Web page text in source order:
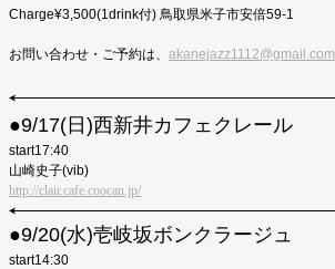
Charge¥3,500(1drink付) 鳥取県米子市安倍59-1
お問い合わせ・ご予約は、 akanejazz1112@gmail.com
●9/17(日)西新井カフェクレール
start17:40
山崎史子(vib)
http://clair.cafe.coocan.jp/
●9/20(水)壱岐坂ボンクラージュ
start14:30